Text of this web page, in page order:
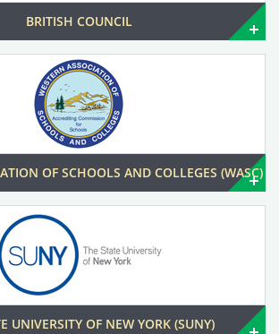
BRITISH COUNCIL
OF SCHOOLS AND COLLEGES (WASC)
UNIVERSITY OF NEW YORK (SUNY)